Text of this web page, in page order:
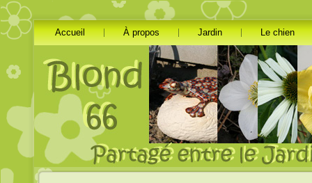
Accueil À propos Jardin Le chien